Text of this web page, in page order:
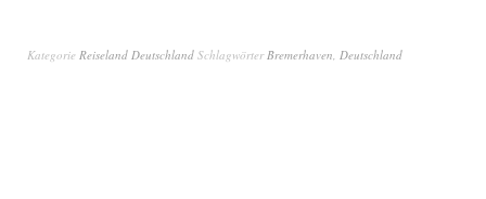
Kategorie Reiseland Deutschland Schlagwörter Bremerhaven Deutschland